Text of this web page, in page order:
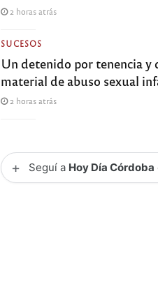
2 horas atrás
SUCESOS
Un detenido por tenencia
material de abuso sexual
2 horas atrás
+ Seguí a Hoy Día Córdoba